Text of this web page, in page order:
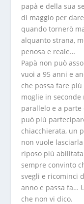
papà e della sua
di maggio per
quando tornerò
alquanto strana,
penosa e reale…
Papà non può
vuoi a 95 anni e
che possa fare
moglie in
parallelo e a
può più
chiacchierata, un
non vuole
riposo più
sempre convinto
svegli e ricominci
anno e passa fa…
che non vi dico.